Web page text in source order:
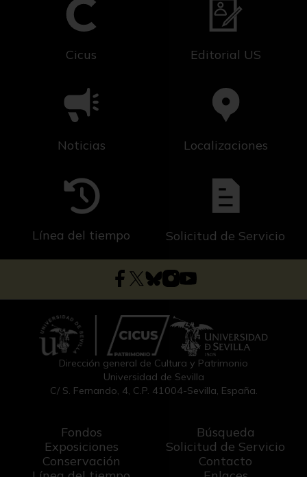
Cicus Editorial US
Noticias Localizaciones
Línea del tiempo Solicitud de Servicio
Dirección general de Cultura y Patrimonio
Universidad de Sevilla
C/ S. Fernando, 4, C.P. 41004-Sevilla, España.
Fondos
Exposiciones
Conservación
Búsqueda
Solicitud de Servicio
Contacto